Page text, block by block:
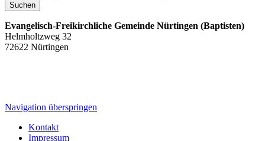
Suchen
Evangelisch-Freikirchliche Gemeinde Nürtingen (Baptisten)
Helmholtzweg 32
72622 Nürtingen
Navigation überspringen
Kontakt
Impressum